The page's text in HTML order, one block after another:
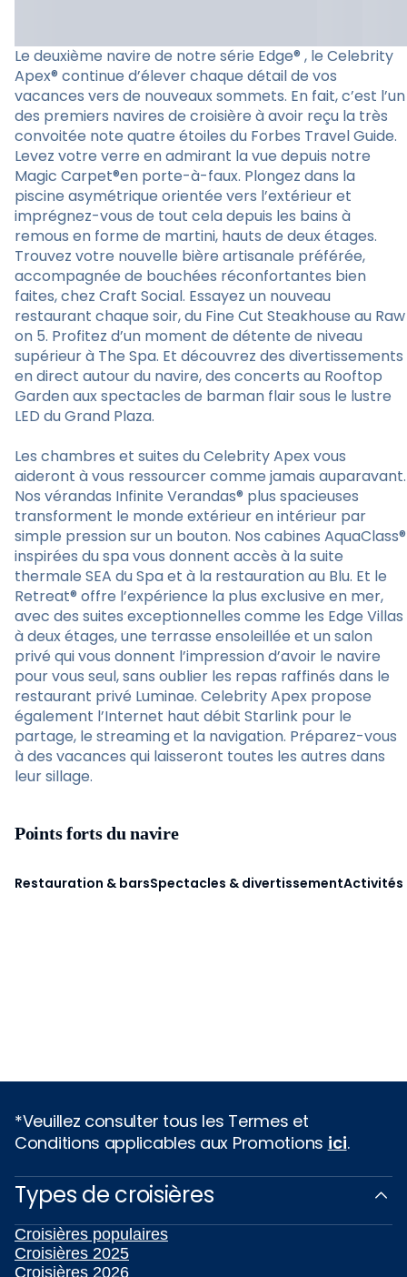
Le deuxième navire de notre série Edge® , le Celebrity
Apex® continue d’élever chaque détail de vos
vacances vers de nouveaux sommets. En fait, c’est l’un
des premiers navires de croisière à avoir reçu la très
convoitée note quatre étoiles du Forbes Travel Guide.
Levez votre verre en admirant la vue depuis notre
Magic Carpet®en porte-à-faux. Plongez dans la
piscine asymétrique orientée vers l’extérieur et
imprégnez-vous de tout cela depuis les bains à
remous en forme de martini, hauts de deux étages.
Trouvez votre nouvelle bière artisanale préférée,
accompagnée de bouchées réconfortantes bien
faites, chez Craft Social. Essayez un nouveau
restaurant chaque soir, du Fine Cut Steakhouse au Raw
on 5. Profitez d’un moment de détente de niveau
supérieur à The Spa. Et découvrez des divertissements
en direct autour du navire, des concerts au Rooftop
Garden aux spectacles de barman flair sous le lustre
LED du Grand Plaza.
Les chambres et suites du Celebrity Apex vous
aideront à vous ressourcer comme jamais auparavant.
Nos vérandas Infinite Verandas® plus spacieuses
transforment le monde extérieur en intérieur par
simple pression sur un bouton. Nos cabines AquaClass®
inspirées du spa vous donnent accès à la suite
thermale SEA du Spa et à la restauration au Blu. Et le
Retreat® offre l’expérience la plus exclusive en mer,
avec des suites exceptionnelles comme les Edge Villas
à deux étages, une terrasse ensoleillée et un salon
privé qui vous donnent l’impression d’avoir le navire
pour vous seul, sans oublier les repas raffinés dans le
restaurant privé Luminae. Celebrity Apex propose
également l’Internet haut débit Starlink pour le
partage, le streaming et la navigation. Préparez-vous
à des vacances qui laisseront toutes les autres dans
leur sillage.
Points forts du navire
Restauration & barsSpectacles & divertissementActivités
*Veuillez consulter tous les Termes et
Conditions applicables aux Promotions ici.
Types de croisières
Croisières populaires
Croisières 2025
Croisières 2026